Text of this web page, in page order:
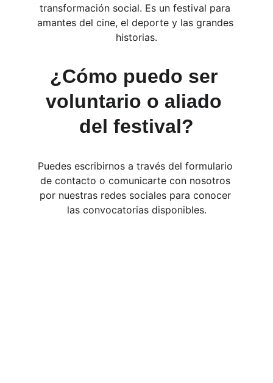
transformación social. Es un festival para
amantes del cine, el deporte y las grandes
historias.
¿Cómo puedo ser
voluntario o aliado
del festival?
Puedes escribirnos a través del formulario
de contacto o comunicarte con nosotros
por nuestras redes sociales para conocer
las convocatorias disponibles.